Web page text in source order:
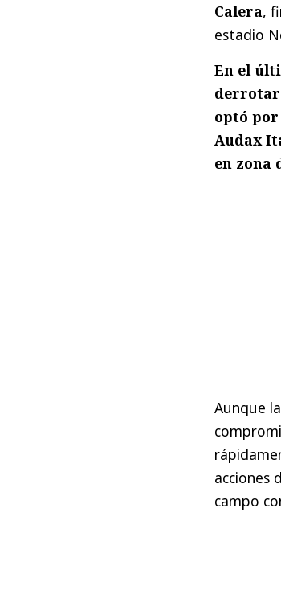
Calera,
estadio
En el
optó por
Audax
en zona
Aunque
acciones
campo